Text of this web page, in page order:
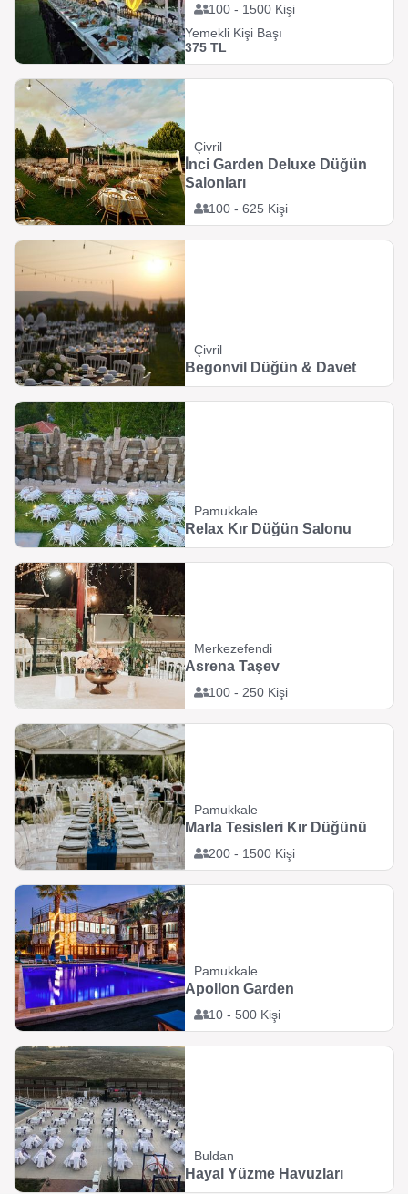
100 - 1500 Kişi
Yemekli Kişi Başı
375 TL
Çivril
100 - 625 Kişi
İnci Garden Deluxe Düğün
Salonları
Çivril
Begonvil Düğün & Davet
Pamukkale
Relax Kır Düğün Salonu
Merkezefendi
100 - 250 Kişi
Asrena Taşev
Pamukkale
200 - 1500 Kişi
Marla Tesisleri Kır Düğünü
Pamukkale
10 - 500 Kişi
Apollon Garden
Buldan
Hayal Yüzme Havuzları